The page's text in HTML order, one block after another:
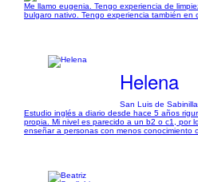
Me llamo eugenia. Tengo experiencia de
bulgaro nativo. Tengo experiencia también en
Helena
San Luis de
Estudio inglés a diario desde hace 5 años
propia. Mi nivel es parecido a un b2 o c1, por
enseñar a personas con menos conocimiento